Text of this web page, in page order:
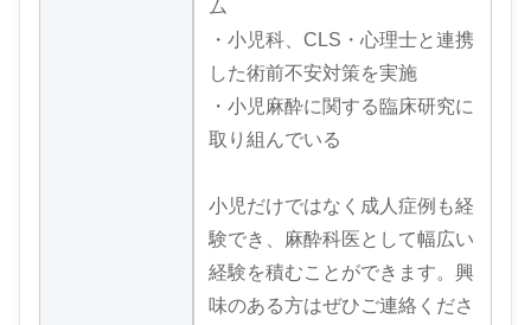
ム
・小児科、CLS・心理士と連携
した術前不安対策を実施
・小児麻酔に関する臨床研究に
取り組んでいる
小児だけではなく成人症例も経
験でき、麻酔科医として幅広い
経験を積むことができます。興
味のある方はぜひご連絡くださ